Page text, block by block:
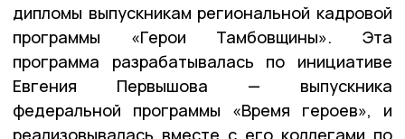
дипломы выпускникам региональной кадровой
программы «Герои Тамбовщины». Эта
программа разрабатывалась по инициативе
Евгения Первышова — выпускника
федеральной программы «Время героев», и
реализовывалась вместе с его коллегами по